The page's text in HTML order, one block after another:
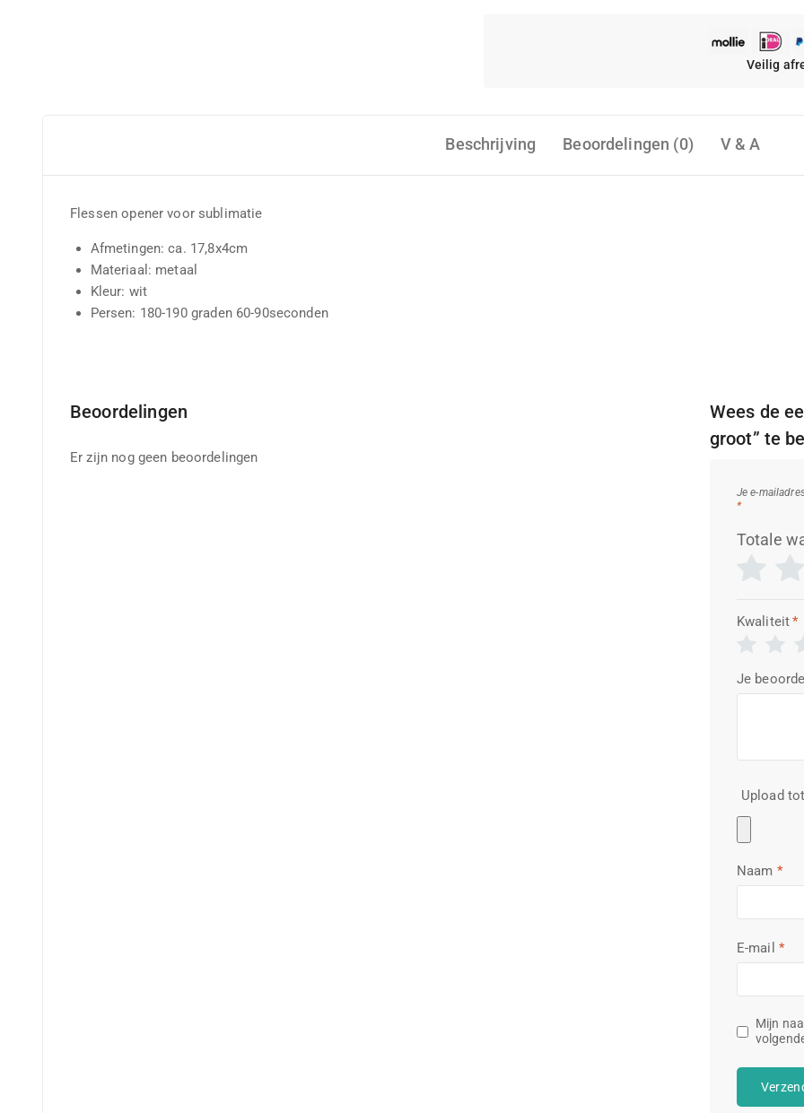
Veilig
Beschrijving Beoordelingen (0) V & A
Flessen opener voor sublimatie
Afmetingen: ca. 17,8x4cm
Materiaal: metaal
Kleur: wit
Persen: 180-190 graden 60-90seconden
Beoordelingen
Er zijn nog geen beoordelingen
Wees de
groot” te
Je e-
*
Totale
Kwaliteit*
Je
Upload
Naam *
E-mail *
Mijn